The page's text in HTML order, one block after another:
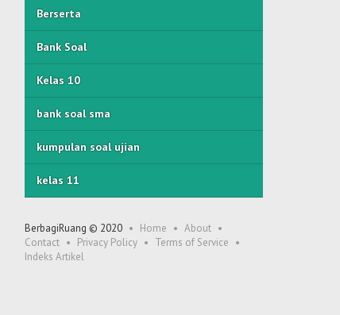
Berserta
Bank Soal
Kelas 10
bank soal sma
kumpulan soal ujian
kelas 11
BerbagiRuang © 2020 Home
About
Contact
Privacy Policy
Terms of Service
Indeks Artikel